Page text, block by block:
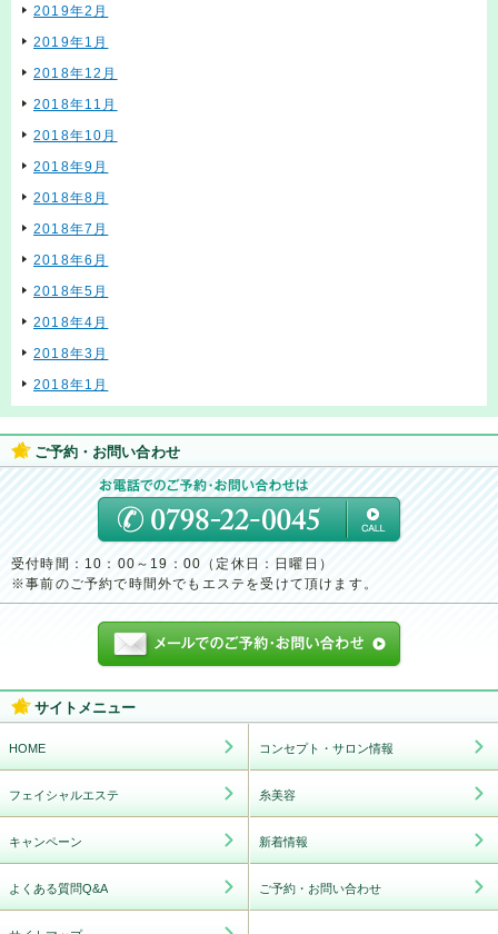
2019年2月
2019年1月
2018年12月
2018年11月
2018年10月
2018年9月
2018年8月
2018年7月
2018年6月
2018年5月
2018年4月
2018年3月
2018年1月
ご予約・お問い合わせ
受付時間：10：00～19：00（定休日：日曜日）
※事前のご予約で時間外でもエステを受けて頂けます。
サイトメニュー
HOME
フェイシャルエステ
キャンペーン
よくある質問Q&A
コンセプト・サロン情報
糸美容
新着情報
ご予約・お問い合わせ